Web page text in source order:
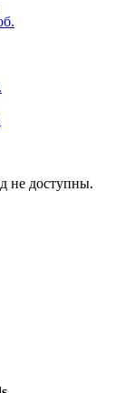
не доступны.